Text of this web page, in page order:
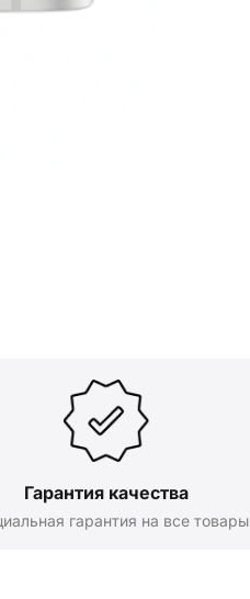
Гарантия качества
гарантия на все товары